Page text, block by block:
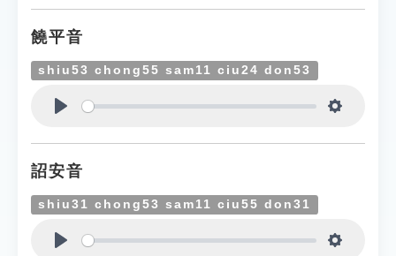
饒平音
shiu53 chong55 sam11 ciu24 don53
詔安音
shiu31 chong53 sam11 ciu55 don31